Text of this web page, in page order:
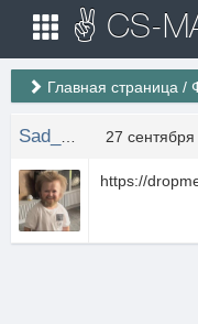
Главная страница /
27
https://